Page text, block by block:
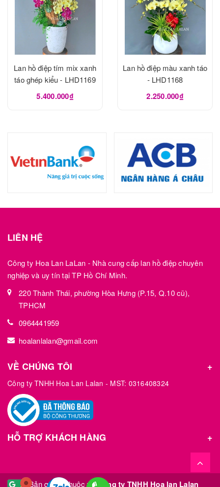
Lan hồ điệp tím mix xanh
táo ghép kiểu - LHD1169
5.400.000₫
Lan hồ điệp màu xanh táo
- LHD1168
2.250.000₫
LIÊN HỆ
Công ty Hoa Lan LaLan - Nhà cung cấp lan hồ điệp chuyên
nghiệp và uy tín tại TP Hồ Chí Minh.
220 Thành Thái, phường Hòa Hưng (P.15, Q.10 cũ),
TPHCM
0964441959
hoalanlalan@gmail.com
VỀ CHÚNG TÔI
Công ty TNHH Hoa Lan Lalan - MST: 0316408324
HỖ TRỢ KHÁCH HÀNG
© Bản quyền thuộc vềCông ty TNHH Hoa lan Lalan